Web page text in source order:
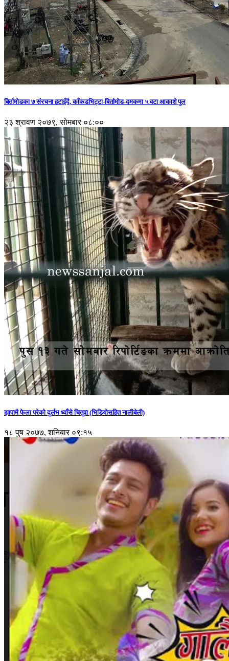
बिर्तामोडका ७ संरचना हटाइँदै, काँकडभिट्टा-बिर्तामोड-दमकमा ५ वटा आकाशे पुल
२३ श्रावण २०७९, सोमबार ०८:००
झापामै फेला परेको दुर्लभ ध्वाँसे चितुवा (भिडियोसहित नालीबेली)
१८ पुष २०७७, शनिबार ०९:१५